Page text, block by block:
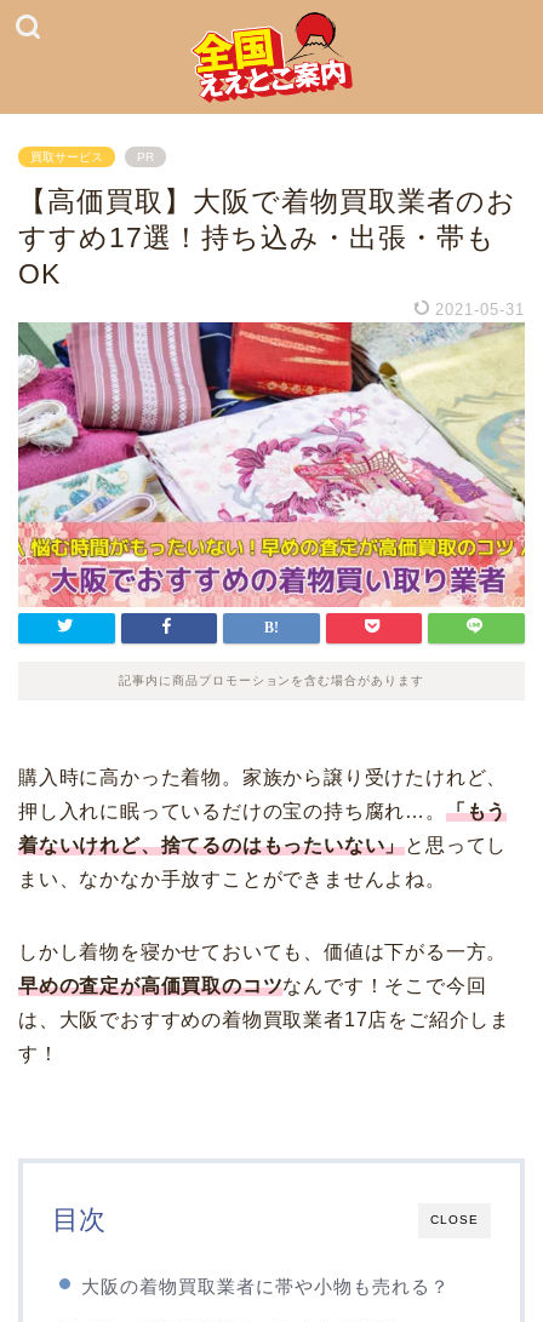
買取サービス PR
【高価買取】大阪で着物買取業者のお
すすめ17選！持ち込み・出張・帯も
OK
2021-05-31
記事内に商品プロモーションを含む場合があります
購入時に高かった着物。家族から譲り受けたけれど、
押し入れに眠っているだけの宝の持ち腐れ…。 「もう
着ないけれど、捨てるのはもったいない」と思ってし
まい、なかなか手放すことができませんよね。
しかし着物を寝かせておいても、価値は下がる一方。
早めの査定が高価買取のコツなんです！そこで今回
は、大阪でおすすめの着物買取業者17店をご紹介しま
す！
CLOSE
目次
大阪の着物買取業者に帯や小物も売れる？